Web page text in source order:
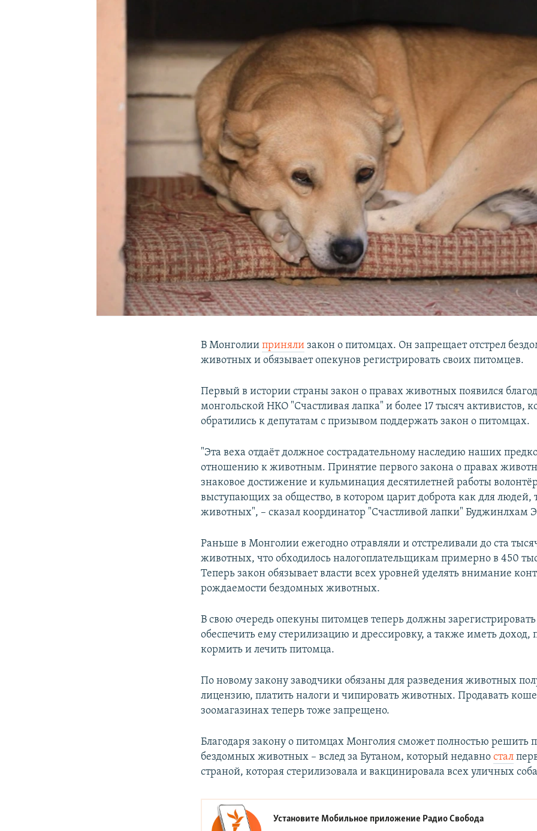
В Монголииприняли закон о питомцах. Он запрещает отстрел
животных и обязывает опекунов регистрировать своих питомцев.
Первый в истории страны закон о правах животных появился
монгольской НКО "Счастливая лапка" и более 17 тысяч активистов,
обратились к депутатам с призывом поддержать закон о питомцах.
"Эта веха отдаёт должное сострадательному наследию наших
отношению к животным. Принятие первого закона о правах
знаковое достижение и кульминация десятилетней работы
выступающих за общество, в котором царит доброта как для людей,
животных", – сказал координатор "Счастливой лапки" Буджинлхам
Раньше в Монголии ежегодно отравляли и отстреливали до ста
животных, что обходилось налогоплательщикам примерно в 450
Теперь закон обязывает власти всех уровней уделять внимание
рождаемости бездомных животных.
В свою очередь опекуны питомцев теперь должны
обеспечить ему стерилизацию и дрессировку, а также иметь
кормить и лечить питомца.
По новому закону заводчики обязаны для разведения животных
лицензию, платить налоги и чипировать животных. Продавать
зоомагазинах теперь тоже запрещено.
Благодаря закону о питомцах Монголия сможет полностью решить
бездомных животных – вслед за Бутаном, который недавностал
страной, которая стерилизовала и вакцинировала всех уличных
Установите Мобильное приложение Радио Свобода